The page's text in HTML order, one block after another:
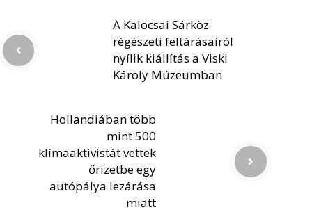
A Kalocsai Sárköz
régészeti feltárásairól
nyílik kiállítás a Viski
Károly Múzeumban
Hollandiában több
mint 500
klímaaktivistát vettek
őrizetbe egy
autópálya lezárása
miatt